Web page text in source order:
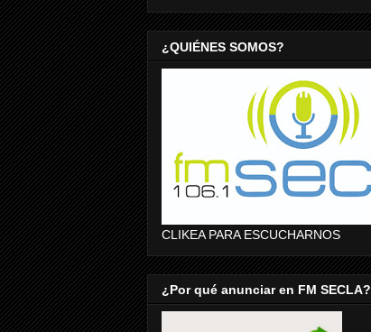
¿QUIÉNES SOMOS?
CLIKEA PARA ESCUCHARNOS
¿Por qué anunciar en FM SECLA?